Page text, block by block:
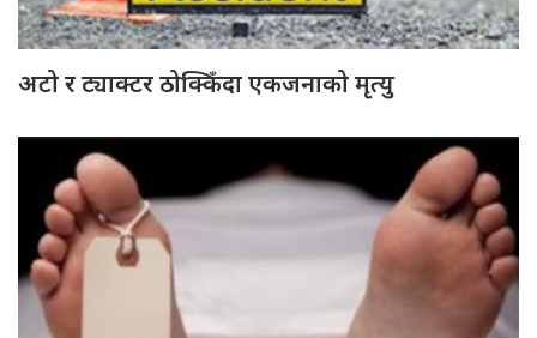
अटो र ट्याक्टर ठोक्किँदा एकजनाको मृत्यु